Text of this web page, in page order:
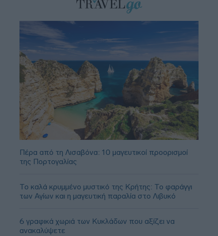
Πέρα από τη Λισαβόνα: 10 μαγευτικοί προορισμοί
της Πορτογαλίας
Το καλά κρυμμένο μυστικό της Κρήτης: Το φαράγγι
των Αγίων και η μαγευτική παραλία στο Λιβυκό
6 γραφικά χωριά των Κυκλάδων που αξίζει να
ανακαλύψετε